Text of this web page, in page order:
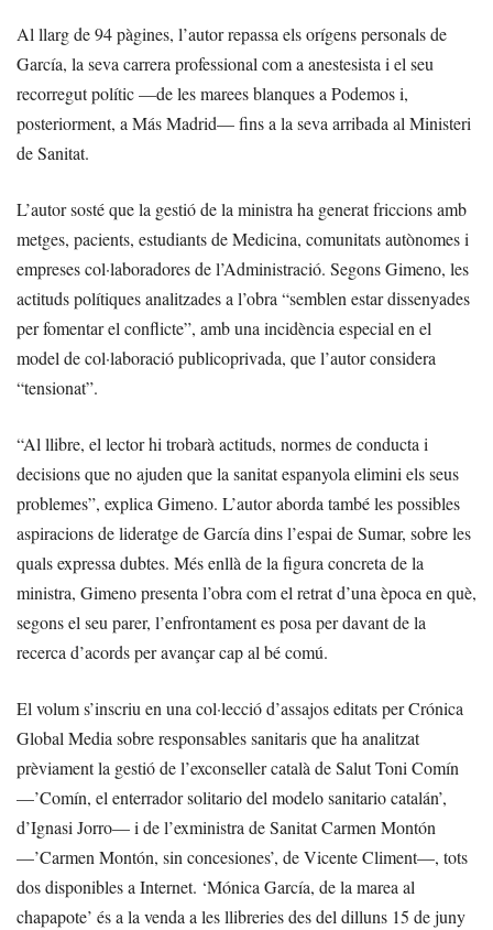
Al llarg de 94 pàgines, l’autor repassa els orígens personals de
García, la seva carrera professional com a anestesista i el seu
recorregut polític —de les marees blanques a Podemos i,
posteriorment, a Más Madrid— fins a la seva arribada al Ministeri
de Sanitat.
L’autor sosté que la gestió de la ministra ha generat friccions amb
metges, pacients, estudiants de Medicina, comunitats autònomes i
empreses col·laboradores de l’Administració. Segons Gimeno, les
actituds polítiques analitzades a l’obra “semblen estar dissenyades
per fomentar el conflicte”, amb una incidència especial en el
model de col·laboració publicoprivada, que l’autor considera
“tensionat”.
“Al llibre, el lector hi trobarà actituds, normes de conducta i
decisions que no ajuden que la sanitat espanyola elimini els seus
problemes”, explica Gimeno. L’autor aborda també les possibles
aspiracions de lideratge de García dins l’espai de Sumar, sobre les
quals expressa dubtes. Més enllà de la figura concreta de la
ministra, Gimeno presenta l’obra com el retrat d’una època en què,
segons el seu parer, l’enfrontament es posa per davant de la
recerca d’acords per avançar cap al bé comú.
El volum s’inscriu en una col·lecció d’assajos editats per Crónica
Global Media sobre responsables sanitaris que ha analitzat
prèviament la gestió de l’exconseller català de Salut Toni Comín
—’Comín, el enterrador solitario del modelo sanitario catalán’,
d’Ignasi Jorro— i de l’exministra de Sanitat Carmen Montón
—’Carmen Montón, sin concesiones’, de Vicente Climent—, tots
dos disponibles a Internet. ‘Mónica García, de la marea al
chapapote’ és a la venda a les llibreries des del dilluns 15 de juny